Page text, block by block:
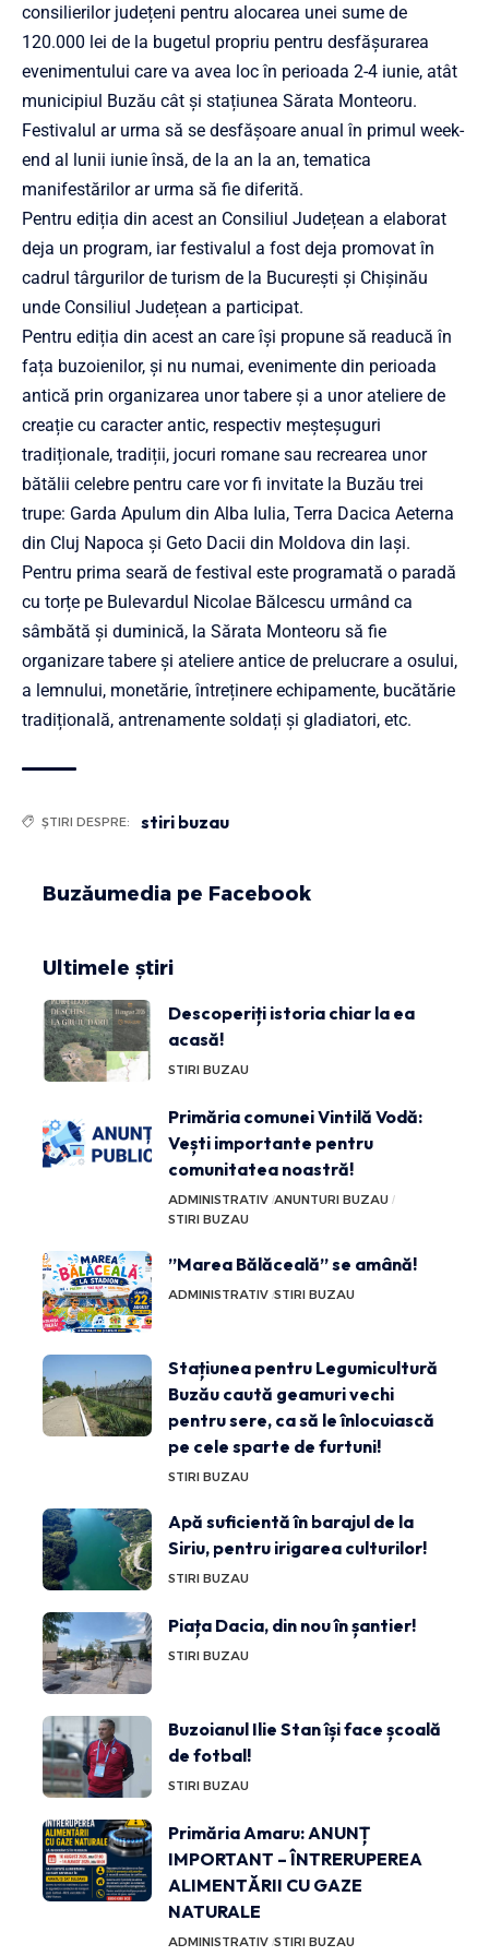
consilierilor județeni pentru alocarea unei sume de
120.000 lei de la bugetul propriu pentru desfășurarea
evenimentului care va avea loc în perioada 2-4 iunie, atât
municipiul Buzău cât și stațiunea Sărata Monteoru.
Festivalul ar urma să se desfășoare anual în primul week-
end al lunii iunie însă, de la an la an, tematica
manifestărilor ar urma să fie diferită.
Pentru ediția din acest an Consiliul Județean a elaborat
deja un program, iar festivalul a fost deja promovat în
cadrul târgurilor de turism de la București și Chișinău
unde Consiliul Județean a participat.
Pentru ediția din acest an care își propune să readucă în
fața buzoienilor, și nu numai, evenimente din perioada
antică prin organizarea unor tabere și a unor ateliere de
creație cu caracter antic, respectiv meșteșuguri
tradiționale, tradiții, jocuri romane sau recrearea unor
bătălii celebre pentru care vor fi invitate la Buzău trei
trupe: Garda Apulum din Alba Iulia, Terra Dacica Aeterna
din Cluj Napoca și Geto Dacii din Moldova din Iași.
Pentru prima seară de festival este programată o paradă
cu torțe pe Bulevardul Nicolae Bălcescu urmând ca
sâmbătă și duminică, la Sărata Monteoru să fie
organizare tabere și ateliere antice de prelucrare a osului,
a lemnului, monetărie, întreținere echipamente, bucătărie
tradițională, antrenamente soldați și gladiatori, etc.
ȘTIRI DESPRE: stiri buzau
Buzăumedia pe Facebook
Ultimele știri
Descoperiți istoria chiar la ea
acasă!
STIRI BUZAU
Primăria comunei Vintilă Vodă:
Vești importante pentru
comunitatea noastră!
ADMINISTRATIV ANUNTURI BUZAU
STIRI BUZAU
”Marea Bălăceală” se amână!
ADMINISTRATIV STIRI BUZAU
Stațiunea pentru Legumicultură
Buzău caută geamuri vechi
pentru sere, ca să le înlocuiască
pe cele sparte de furtuni!
STIRI BUZAU
Apă suficientă în barajul de la
Siriu, pentru irigarea culturilor!
STIRI BUZAU
Piața Dacia, din nou în șantier!
STIRI BUZAU
Buzoianul Ilie Stan își face școală
de fotbal!
STIRI BUZAU
Primăria Amaru: ANUNȚ
IMPORTANT – ÎNTRERUPEREA
ALIMENTĂRII CU GAZE
NATURALE
ADMINISTRATIV STIRI BUZAU